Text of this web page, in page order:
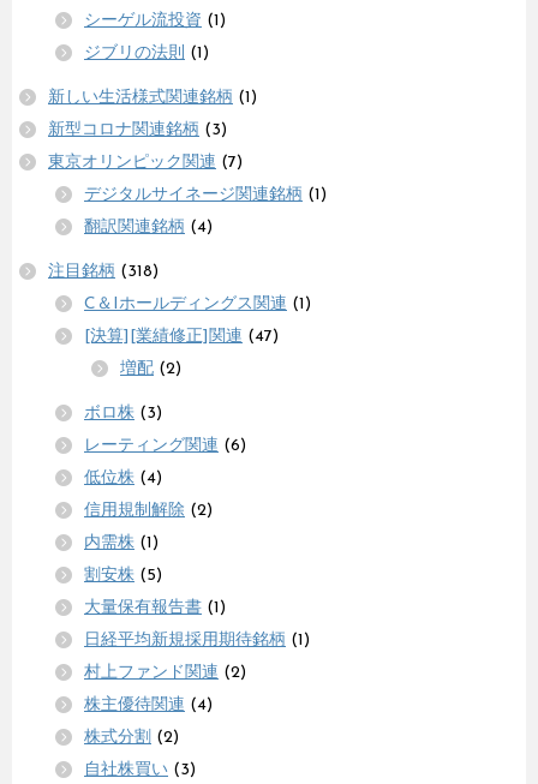
シーゲル流投資 (1)
ジブリの法則 (1)
新しい生活様式関連銘柄 (1)
新型コロナ関連銘柄 (3)
東京オリンピック関連 (7)
デジタルサイネージ関連銘柄 (1)
翻訳関連銘柄 (4)
注目銘柄 (318)
C＆Iホールディングス関連 (1)
[決算][業績修正]関連 (47)
増配 (2)
ボロ株 (3)
レーティング関連 (6)
低位株 (4)
信用規制解除 (2)
内需株 (1)
割安株 (5)
大量保有報告書 (1)
日経平均新規採用期待銘柄 (1)
村上ファンド関連 (2)
株主優待関連 (4)
株式分割 (2)
自社株買い (3)